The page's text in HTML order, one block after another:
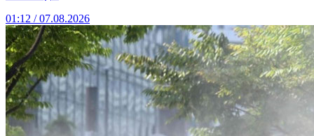
01:12 / 07.08.2026